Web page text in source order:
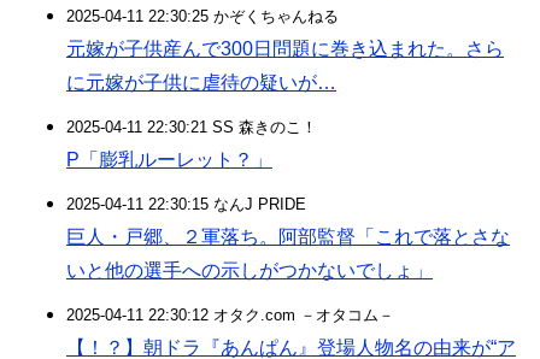
2025-04-11 22:30:25 かぞくちゃんねる
元嫁が子供産んで300日問題に巻き込まれた。さら
に元嫁が子供に虐待の疑いが…
2025-04-11 22:30:21 SS 森きのこ！
P「膨乳ルーレット？」
2025-04-11 22:30:15 なんJ PRIDE
巨人・戸郷、２軍落ち。阿部監督「これで落とさな
いと他の選手への示しがつかないでしょ」
2025-04-11 22:30:12 オタク.com －オタコム－
【！？】朝ドラ『あんぱん』登場人物名の由来が“ア